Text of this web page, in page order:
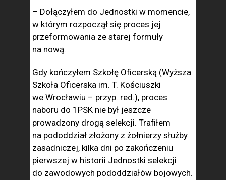
– Dołączyłem do Jednostki w momencie,
w którym rozpoczął się proces jej
przeformowania ze starej formuły
na nową.
Gdy kończyłem Szkołę Oficerską (Wyższa
Szkoła Oficerska im. T. Kościuszki
we Wrocławiu – przyp. red.), proces
naboru do 1PSK nie był jeszcze
prowadzony drogą selekcji. Trafiłem
na pododdział złożony z żołnierzy służby
zasadniczej, kilka dni po zakończeniu
pierwszej w historii Jednostki selekcji
do zawodowych pododdziałów bojowych.